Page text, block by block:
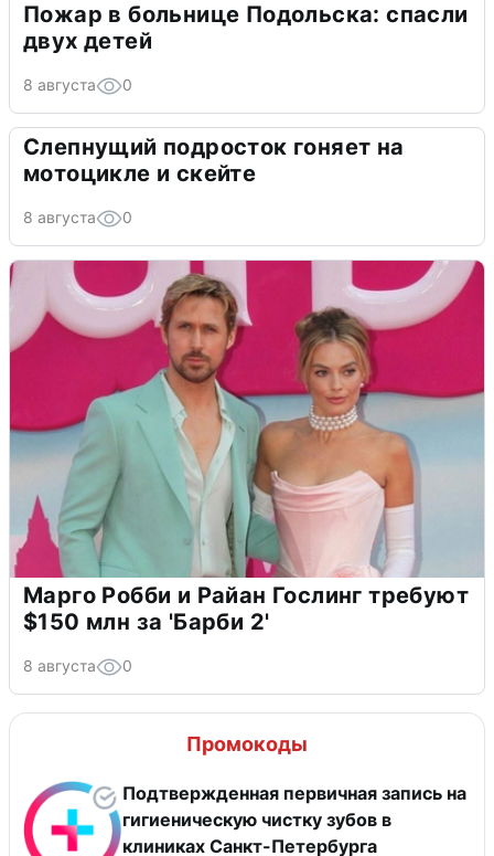
Пожар в больнице Подольска: спасли
двух детей
8 августа 0
Слепнущий подросток гоняет на
мотоцикле и скейте
8 августа 0
Марго Робби и Райан Гослинг требуют
$150 млн за 'Барби 2'
8 августа 0
Промокоды
Подтвержденная первичная запись на
гигиеническую чистку зубов в
клиниках Санкт-Петербурга